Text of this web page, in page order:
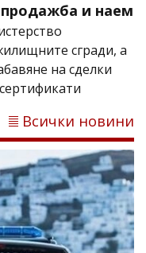
продажба и наем
сгради, а
на сделки
Всички новини